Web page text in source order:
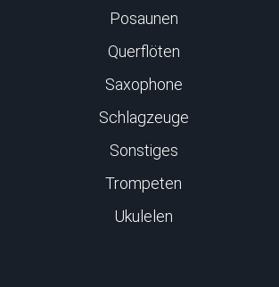
Posaunen
Querflöten
Saxophone
Schlagzeuge
Sonstiges
Trompeten
Ukulelen